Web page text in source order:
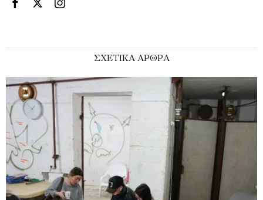
ΣΧΕΤΙΚΑ ΑΡΘΡΑ